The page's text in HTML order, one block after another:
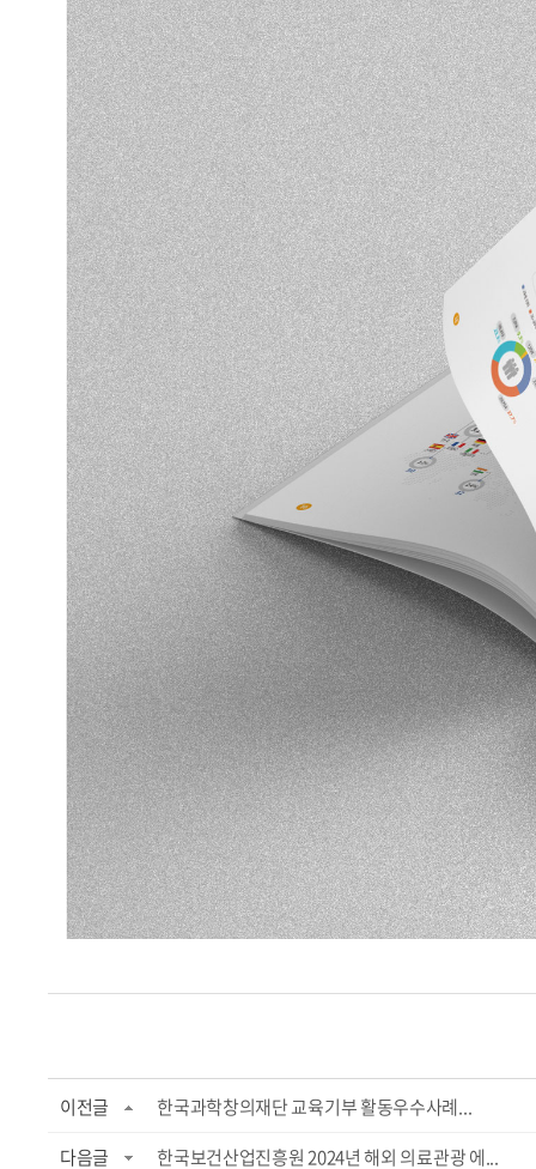
이전글
한국과학창의재단 교육기부 활동우수사례...
다음글
한국보건산업진흥원 2024년 해외 의료관광 에...